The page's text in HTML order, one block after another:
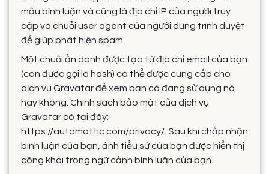
mẫu bình luận và cũng là địa chỉ IP của người truy
cập và chuỗi user agent của người dùng trình duyệt
để giúp phát hiện spam
Một chuỗi ẩn danh được tạo từ địa chỉ email của bạn
(còn được gọi là hash) có thể được cung cấp cho
dịch vụ Gravatar để xem bạn có đang sử dụng nó
hay không. Chính sách bảo mật của dịch vụ
Gravatar có tại đây:
https://automattic.com/privacy/. Sau khi chấp nhận
bình luận của bạn, ảnh tiểu sử của bạn được hiển thị
công khai trong ngữ cảnh bình luận của bạn.